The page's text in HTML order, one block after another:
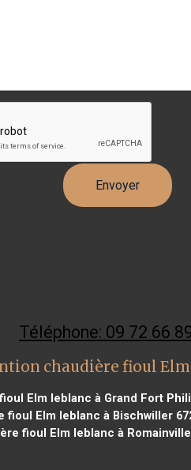
Téléphone: 09 72 66
chaudière fioul Elm
Elm leblanc à Grand Fort
fioul Elm leblanc à Bischwiller
fioul Elm leblanc à Romainville